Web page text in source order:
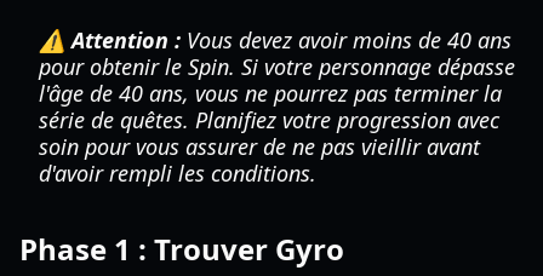
⚠️ Attention : Vous devez avoir moins de 40 ans
pour obtenir le Spin. Si votre personnage dépasse
l'âge de 40 ans, vous ne pourrez pas terminer la
série de quêtes. Planifiez votre progression avec
soin pour vous assurer de ne pas vieillir avant
d'avoir rempli les conditions.
Phase 1 : Trouver Gyro